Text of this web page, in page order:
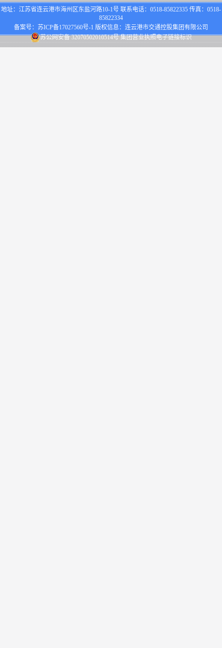
地址：江苏省连云港市海州区东盐河路10-1号 联系电话：0518-85822335 传真：0518-
85822334
备案号： 苏ICP备17027560号-1 版权信息：连云港市交通控股集团有限公司
苏公网安备 32070502010514号 集团营业执照电子链接标识